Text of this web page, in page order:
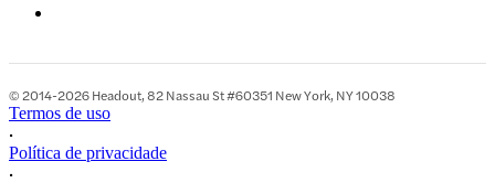
© 2014-2026 Headout, 82 Nassau St #60351 New York, NY 10038
Termos de uso
•
Política de privacidade
•